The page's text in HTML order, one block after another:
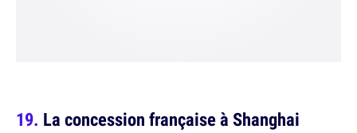
La concession française à Shanghai